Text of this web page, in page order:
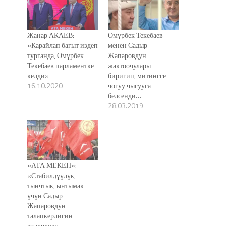
Жанар АКАЕВ:
«Карайлап багыт издеп
турганда, Өмүрбек
Текебаев парламентке
келди»
16.10.2020
Өмүрбек Текебаев
менен Садыр
Жапаровдун
жактоочулары
биригип, митингге
чогуу чыгууга
белсенди…
28.03.2019
«АТА МЕКЕН»:
«Стабилдүүлүк,
тынчтык, ынтымак
үчүн Садыр
Жапаровдун
талапкерлигин